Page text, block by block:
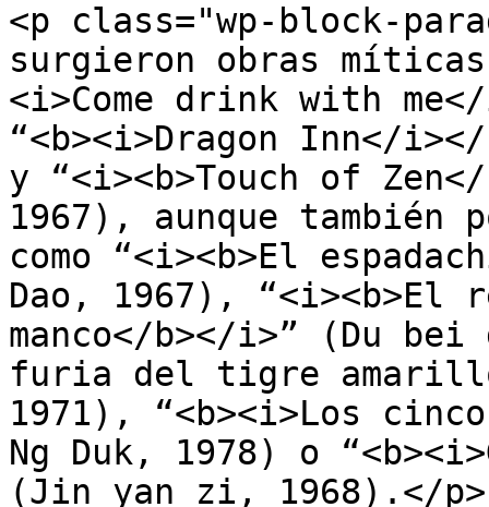
<p class="wp-block-
surgieron obras
<i>Come drink with
“<b><i>Dragon Inn</
y “<i><b>Touch of
1967), aunque también
como “<i><b>El
Dao, 1967), “<i><b>El
manco</b></i>” (Du bei
furia del tigre
1971), “<b><i>Los
Ng Duk, 1978) o
(Jin yan zi, 1968).</p>